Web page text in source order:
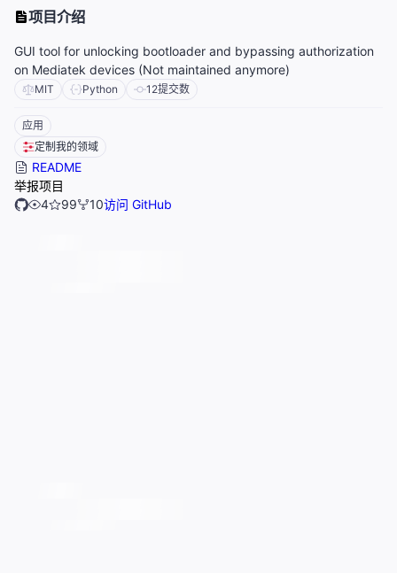
项目介绍
GUI tool for unlocking bootloader and bypassing authorization
on Mediatek devices (Not maintained anymore)
MIT Python 12提交数
应用
定制我的领域
README
举报项目
4
99 10访问 GitHub